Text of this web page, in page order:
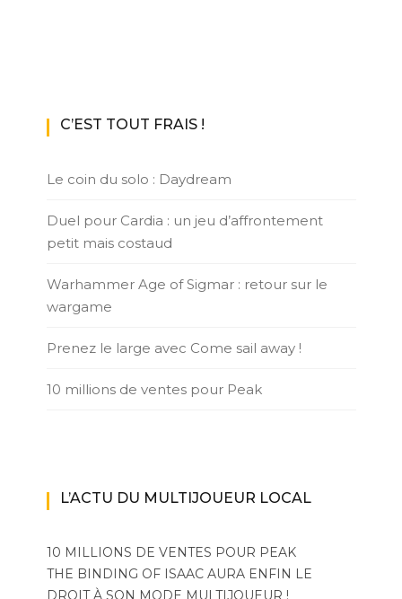
C’EST TOUT FRAIS !
Le coin du solo : Daydream
Duel pour Cardia : un jeu d’affrontement
petit mais costaud
Warhammer Age of Sigmar : retour sur le
wargame
Prenez le large avec Come sail away !
10 millions de ventes pour Peak
L’ACTU DU MULTIJOUEUR LOCAL
10 MILLIONS DE VENTES POUR PEAK
THE BINDING OF ISAAC AURA ENFIN LE
DROIT À SON MODE MULTIJOUEUR !